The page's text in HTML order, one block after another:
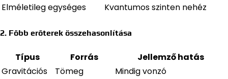
Elméletileg egységes
Kvantumos szinten nehéz
2. Főbb erőterek összehasonlítása
Típus Forrás
Jellemző hatás
Gravitációs
Tömeg
Mindig vonzó